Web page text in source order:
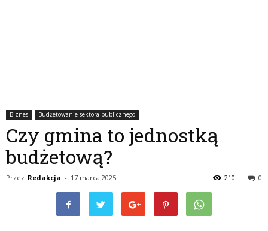
Biznes Budżetowanie sektora publicznego
Czy gmina to jednostką
budżetową?
Przez Redakcja - 17 marca 2025 0
210